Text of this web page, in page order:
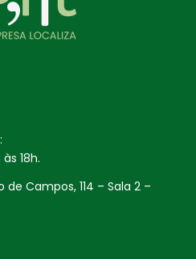
18h.
Campos, 114 – Sala 2 –